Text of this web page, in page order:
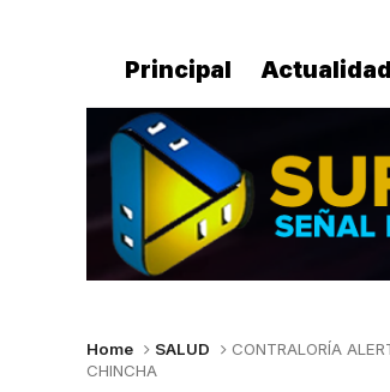
Principal Actualidad
Home SALUD
CONTRALORÍA
CHINCHA